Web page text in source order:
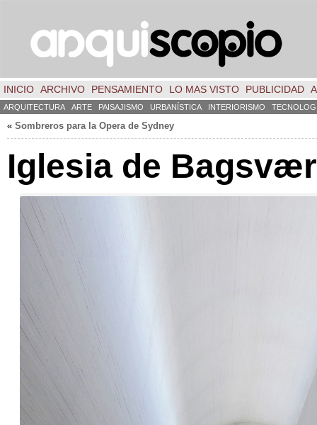
INICIO ARCHIVO PENSAMIENTO LO MAS VISTO PUBLICIDAD
ARQUITECTURA ARTE PAISAJISMO URBANÍSTICA INTERIORISMO
« Sombreros para la Opera de Sydney
Iglesia de